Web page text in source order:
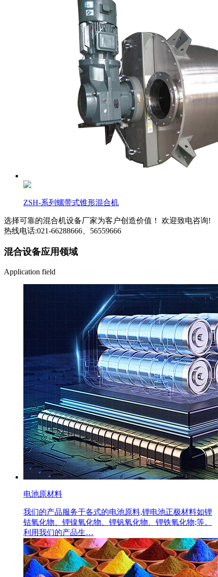
ZSH-系列螺带式锥形混合机
选择可靠的混合机设备厂家为客户创造价值！ 欢迎致电咨询!
热线电话:021-66288666、56559666
混合设备应用领域
Application field
电池原材料
我们的产品服务于各式的电池原料,锂电池正极材料如锂
钴氧化物、锂镍氧化物、锂钒氧化物、锂铁氧化物;等。
利用我们的产品生…